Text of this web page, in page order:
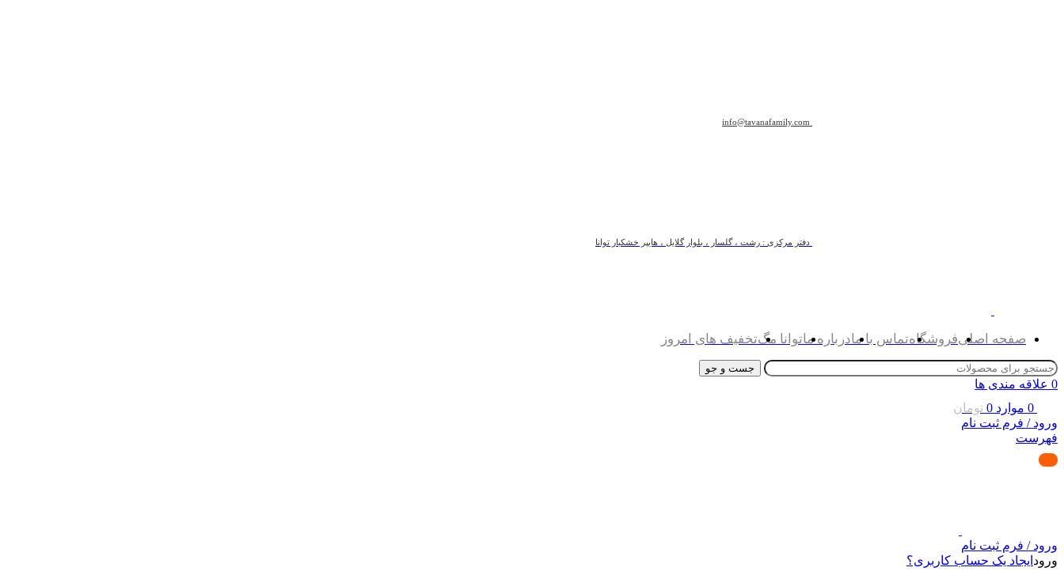
دفتر مرکزی : رشت ، گلسار ، بلوار گلایل ، هایپر خشکبار توانا
صفحه اصلیفروشگاهتماس با مادرباره ماتوانا مگتخفیف های امروز
جست و جو
0 علاقه مندی ها
0 موارد 0 تومان
ورود / فرم ثبت نام
فهرست
ورود / فرم ثبت نام
ورود ایجاد یک حساب کاربری؟